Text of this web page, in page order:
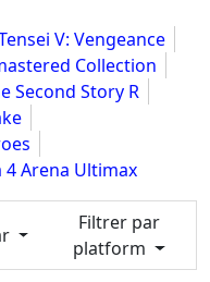
V: Vengeance
Collection
Second Story R
4 Arena Ultimax
Filtrer par
platform